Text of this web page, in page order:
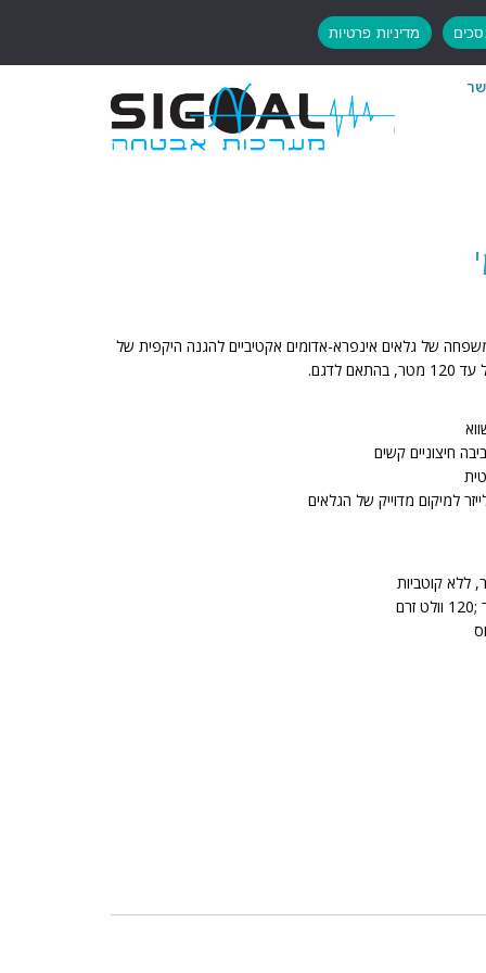
של גלאים אינפרא-אדומים אקטיביים להגנה היקפית של
לדגם.
למיקום מדוייק של הגלאים
מדיניות פרטיות